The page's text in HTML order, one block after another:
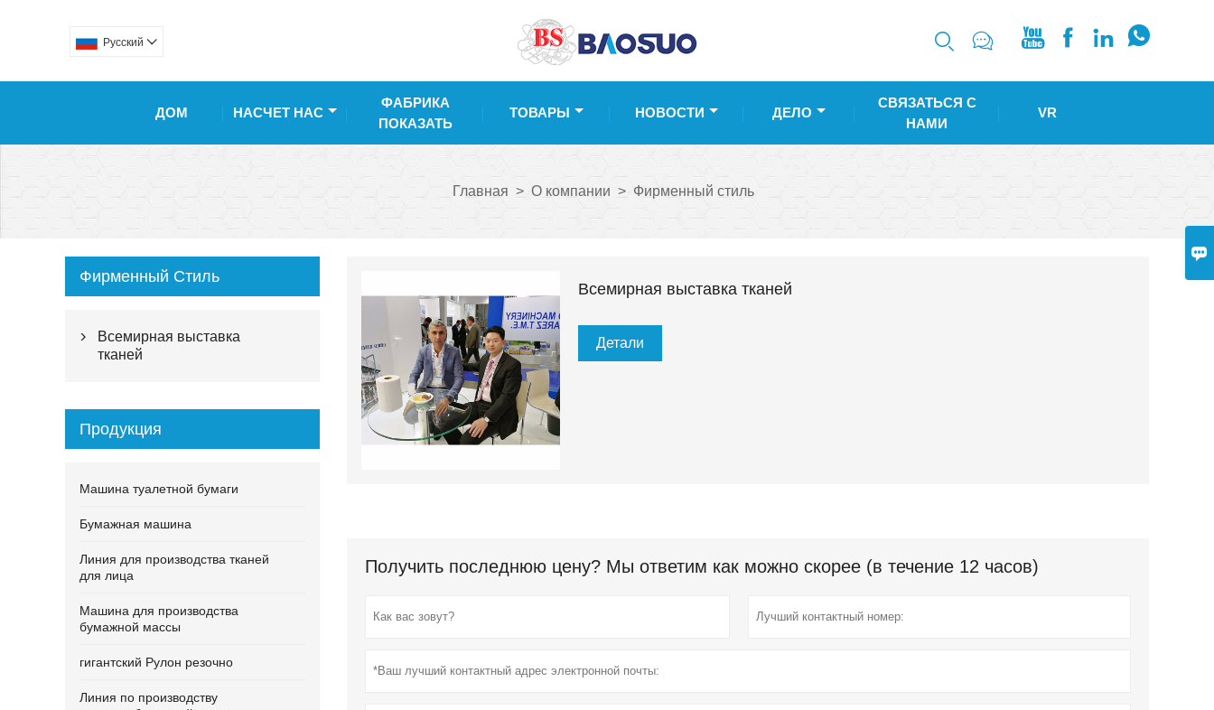

Pусский       
ДОМ НАСЧЕТ НАС
ФАБРИКА
ПОКАЗАТЬ
ТОВАРЫ НОВОСТИ ДЕЛО
СВЯЗАТЬСЯ С
НАМИ
VR
Главная > О компании > Фирменный стиль
Всемирная выставка тканей
Детали
Получить последнюю цену? Мы ответим как можно скорее (в течение 12 часов)
Фирменный Стиль

Всемирная выставка
тканей
Продукция
Машина туалетной бумаги
Бумажная машина
Линия для производства тканей
для лица
Машина для производства
бумажной массы
гигантский Рулон резочно
Линия по производству